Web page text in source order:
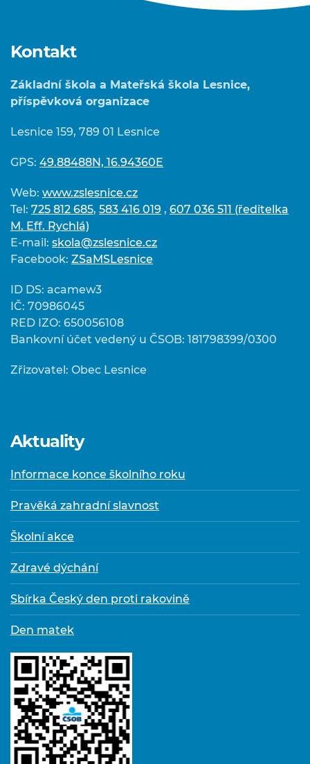
Kontakt
Základní škola a Mateřská škola Lesnice,
příspěvková organizace
Lesnice 159, 789 01 Lesnice
GPS: 49.88488N, 16.94360E
Web: www.zslesnice.cz
Tel: 725 812 685, 583 416 019 , 607 036 511 (ředitelka
M. Eff. Rychlá)
E-mail: skola@zslesnice.cz
Facebook: ZSaMSLesnice
ID DS: acamew3
IČ: 70986045
RED IZO: 650056108
Bankovní účet vedený u ČSOB: 181798399/0300
Zřizovatel: Obec Lesnice
Aktuality
Informace konce školního roku
Pravěká zahradní slavnost
Školní akce
Zdravé dýchání
Sbírka Český den proti rakovině
Den matek